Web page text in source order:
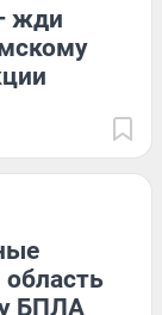
жди
БПЛА